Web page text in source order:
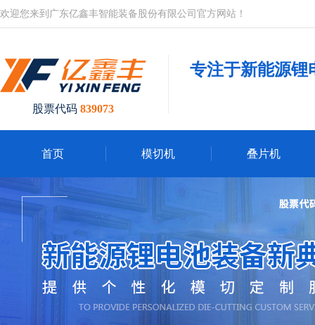
欢迎您来到广东亿鑫丰智能装备股份有限公司官方网站！
股票代码 839073
专注于新能源
首页 模切机 叠片机